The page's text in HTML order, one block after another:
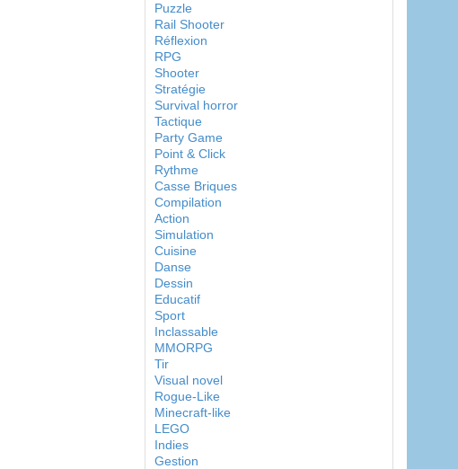
Puzzle
Rail Shooter
Réflexion
RPG
Shooter
Stratégie
Survival horror
Tactique
Party Game
Point & Click
Rythme
Casse Briques
Compilation
Action
Simulation
Cuisine
Danse
Dessin
Educatif
Sport
Inclassable
MMORPG
Tir
Visual novel
Rogue-Like
Minecraft-like
LEGO
Indies
Gestion